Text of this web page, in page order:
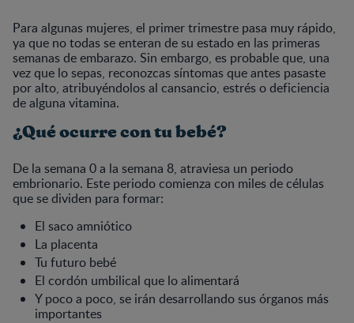
Para algunas mujeres, el primer trimestre pasa muy rápido,
ya que no todas se enteran de su estado en las primeras
semanas de embarazo. Sin embargo, es probable que, una
vez que lo sepas, reconozcas síntomas que antes pasaste
por alto, atribuyéndolos al cansancio, estrés o deficiencia
de alguna vitamina.
¿Qué ocurre con tu bebé?
De la semana 0 a la semana 8, atraviesa un periodo
embrionario. Este periodo comienza con miles de células
que se dividen para formar:
El saco amniótico
La placenta
Tu futuro bebé
El cordón umbilical que lo alimentará
Y poco a poco, se irán desarrollando sus órganos más
importantes